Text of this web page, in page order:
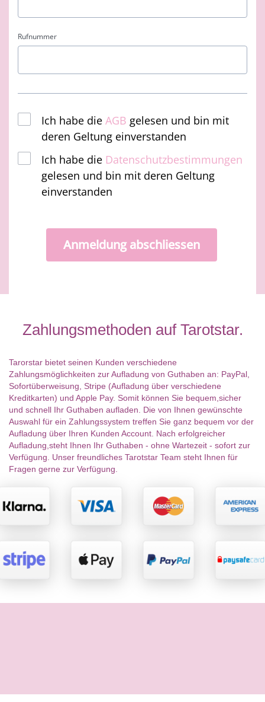
Rufnummer
Ich habe die AGB gelesen und bin mit
deren Geltung einverstanden
Ich habe die Datenschutzbestimmungen
gelesen und bin mit deren Geltung
einverstanden
Anmeldung abschliessen
Zahlungsmethoden auf Tarotstar.
Tarorstar bietet seinen Kunden verschiedene
Zahlungsmöglichkeiten zur Aufladung von Guthaben an: PayPal,
Sofortüberweisung, Stripe (Aufladung über verschiedene
Kreditkarten) und Apple Pay. Somit können Sie bequem,sicher
und schnell Ihr Guthaben aufladen. Die von Ihnen gewünschte
Auswahl für ein Zahlungssystem treffen Sie ganz bequem vor der
Aufladung über Ihren Kunden Account. Nach erfolgreicher
Aufladung,steht Ihnen Ihr Guthaben - ohne Wartezeit - sofort zur
Verfügung. Unser freundliches Tarotstar Team steht Ihnen für
Fragen gerne zur Verfügung.